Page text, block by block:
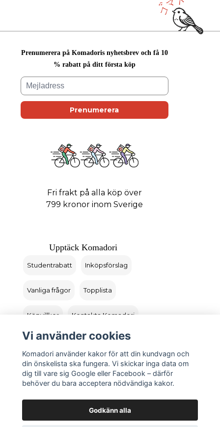
Prenumerera på Komadoris nyhetsbrev och få 10
% rabatt på ditt första köp
Fri frakt på alla köp över
799 kronor inom Sverige
Upptäck Komadori
Studentrabatt Inköpsförslag
Vanliga frågor Topplista
Köpvillkor Kontakta Komadori
Logga in Returer
Vi använder cookies
Komadori använder kakor för att din kundvagn och
din önskelista ska fungera. Vi skickar inga data om
dig till vare sig Google eller Facebook – därför
behöver du bara acceptera nödvändiga kakor.
Godkänn alla